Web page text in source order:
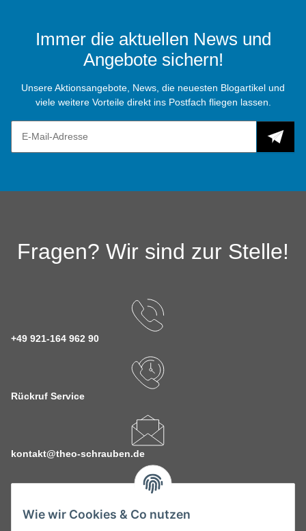
Wie wir Cookies & Co nutzen
Immer die aktuellen News und
Angebote sichern!
Unsere Aktionsangebote, News, die neuesten Blogartikel und
viele weitere Vorteile direkt ins Postfach fliegen lassen.
Fragen? Wir sind zur Stelle!
+49 921-164 962 90
Rückruf Service
kontakt@theo-schrauben.de